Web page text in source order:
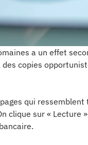
a un effet
copies
qui
clique sur «